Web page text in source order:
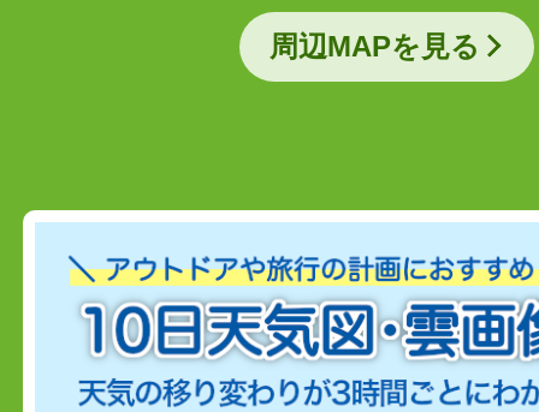
周辺MAPを見る